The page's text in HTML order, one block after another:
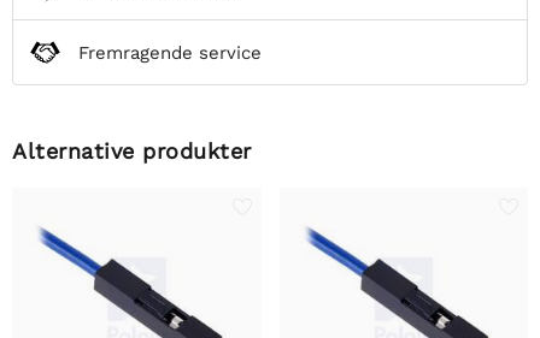
Fremragende service
Alternative produkter